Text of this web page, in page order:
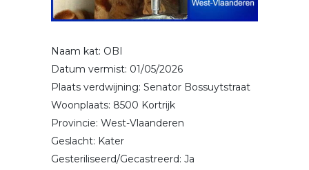
Naam kat: OBI
Datum vermist: 01/05/2026
Plaats verdwijning: Senator Bossuytstraat
Woonplaats: 8500 Kortrijk
Provincie: West-Vlaanderen
Geslacht: Kater
Gesteriliseerd/Gecastreerd: Ja